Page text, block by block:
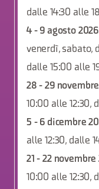
dalle 14:30 alle
4 - 9 agosto 2026
venerdì, sabato,
dalle 15:00 alle
28 - 29
10:00 alle 12:30,
5 - 6 dicembre
alle 12:30, dalle
21 - 22 novembre
10:00 alle 12:30,